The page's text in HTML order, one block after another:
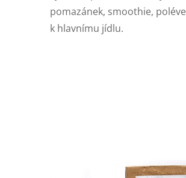
pomazánek, smoothie,
k hlavnímu jídlu.